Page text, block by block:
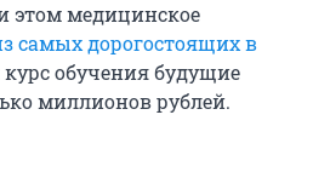
этом медицинское
самых дорогостоящих в
обучения будущие
миллионов рублей.